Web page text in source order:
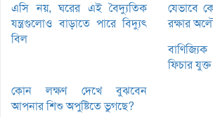
এসি নয়, ঘরের এই বৈদ্যুতিক
যন্ত্রগুলোও বাড়াতে পারে বিদ্যুৎ
বিল
যেভাবে
রক্ষার
ফিচার
কোন লক্ষণ দেখে বুঝবেন
আপনার শিশু অপুষ্টিতে ভুগছে?